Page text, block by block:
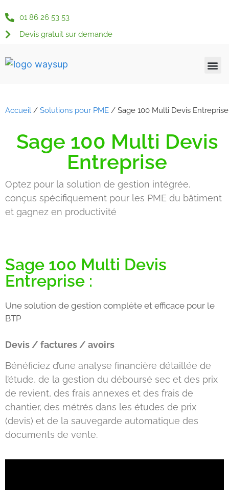
01 86 26 53 53
Devis gratuit sur demande
Accueil / Solutions pour PME / Sage 100 Multi Devis Entreprise
Sage 100 Multi Devis
Entreprise
Optez pour la solution de gestion intégrée,
conçus spécifiquement pour les PME du bâtiment
et gagnez en productivité
Sage 100 Multi Devis
Entreprise :
Une solution de gestion complète et efficace pour le
BTP
Devis / factures / avoirs
Bénéficiez d’une analyse financière détaillée de
l’étude, de la gestion du déboursé sec et des prix
de revient, des frais annexes et des frais de
chantier, des métrés dans les études de prix
(devis) et de la sauvegarde automatique des
documents de vente.